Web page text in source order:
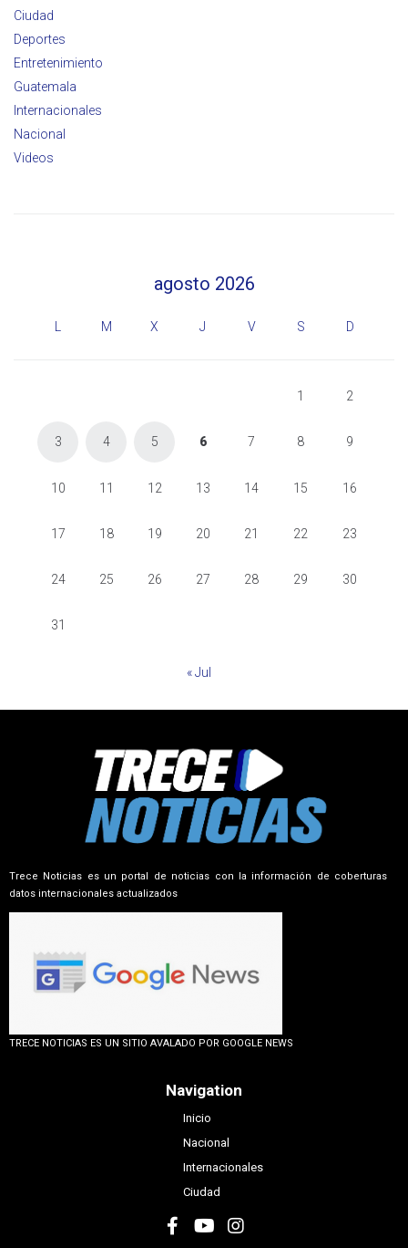
Ciudad
Deportes
Entretenimiento
Guatemala
Internacionales
Nacional
Videos
agosto 2026
M X J V S D
1 2
3 4 5 6 7 8 9
10 11 12 13 14 15 16
17 18 19 20 21 22 23
24 25 26 27 28 29 30
31
« Jul
Trece Noticias es un portal de noticias con la información de coberturas
datos internacionales actualizados
TRECE NOTICIAS ES UN SITIO AVALADO POR GOOGLE NEWS
Navigation
Inicio
Nacional
Internacionales
Ciudad